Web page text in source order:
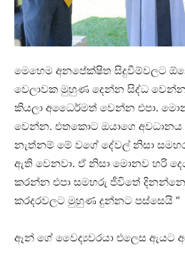
මෙහෙම අනපේක්ෂිත සිදුවීම්වලට
වෙලාවක මුහුණ දෙන්න සිද්ධ
කියලා අධෛර්මත් වෙන්න එපා.
වෙන්න. එතකොට ඔයාගෙ අවධානය
නැත්නම් මේ වගේ දේවල් නිසා
ඇති වෙනවා. ඒ නිසා මොනව හරි
කරන්න එපා සමහරු ජීවිතේ
කරදරවලට මුහුණ දුන්නට පස්සෙයි “
ඈන් ගේ වෛද්‍යවරයා එලෙස ඇයට